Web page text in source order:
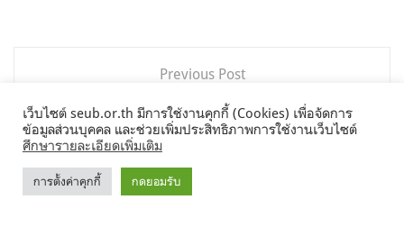
เรื่อง
Previous Post
ประมวลภาพ รำลึก 35 ปี สืบ นาคะเสถียร : พิธีวางพวงหรีด
หน้ารูปปั้นสืบนาคะเสถียร
Next Post
เว็บไซต์ seub.or.th มีการใช้งานคุกกี้ (Cookies) เพื่อจัดการ
ข้อมูลส่วนบุคคล และช่วยเพิ่มประสิทธิภาพการใช้งานเว็บไซต์
ศึกษารายละเอียดเพิ่มเติม
การตั้งค่าคุกกี้ กดยอมรับ